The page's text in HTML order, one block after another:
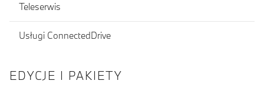
Teleserwis
Usługi ConnectedDrive
EDYCJE I PAKIETY